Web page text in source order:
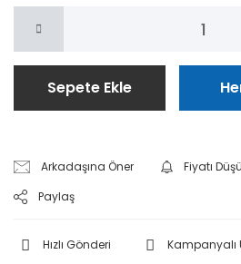
Sepete Ekle
Arkadaşına Öner
Fiyatı
Paylaş
Hızlı Gönderi Kampanyalı